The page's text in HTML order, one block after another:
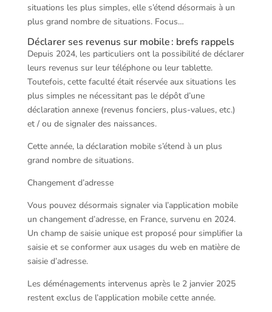
situations les plus simples, elle s’étend désormais à un
plus grand nombre de situations. Focus…
Déclarer ses revenus sur mobile : brefs rappels
Depuis 2024, les particuliers ont la possibilité de déclarer
leurs revenus sur leur téléphone ou leur tablette.
Toutefois, cette faculté était réservée aux situations les
plus simples ne nécessitant pas le dépôt d’une
déclaration annexe (revenus fonciers, plus-values, etc.)
et / ou de signaler des naissances.
Cette année, la déclaration mobile s’étend à un plus
grand nombre de situations.
Changement d’adresse
Vous pouvez désormais signaler via l’application mobile
un changement d’adresse, en France, survenu en 2024.
Un champ de saisie unique est proposé pour simplifier la
saisie et se conformer aux usages du web en matière de
saisie d’adresse.
Les déménagements intervenus après le 2 janvier 2025
restent exclus de l’application mobile cette année.